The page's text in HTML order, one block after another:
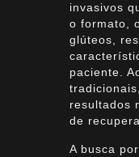
invasivos
o formato,
glúteos,
paciente.
resultados
de
A busca